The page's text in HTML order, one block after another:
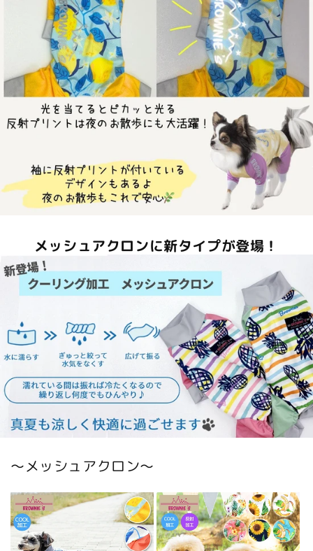
メッシュアクロンに新タイプが登場！
〜メッシュアクロン〜